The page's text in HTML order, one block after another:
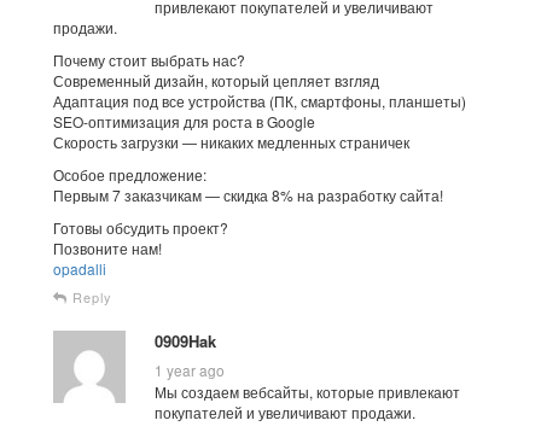
привлекают покупателей и увеличивают
продажи.
Почему стоит выбрать нас?
Современный дизайн, который цепляет взгляд
Адаптация под все устройства (ПК, смартфоны, планшеты)
SEO-оптимизация для роста в Google
Скорость загрузки — никаких медленных страничек
Особое предложение:
Первым 7 заказчикам — скидка 8% на разработку сайта!
Готовы обсудить проект?
Позвоните нам!
opadalli
Reply
0909Hak
1 year ago
Мы создаем вебсайты, которые привлекают
покупателей и увеличивают продажи.